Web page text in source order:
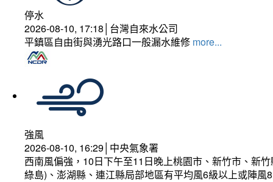
停水
2026-08-10, 17:18│台灣自來水公司
平鎮區自由街與湧光路口一般漏水維修 more...
強風
2026-08-10, 16:29│中央氣象署
西南風偏強，10日下午至11日晚上桃園市、新竹市、新
綠島)、澎湖縣、連江縣局部地區有平均風6級以上或陣